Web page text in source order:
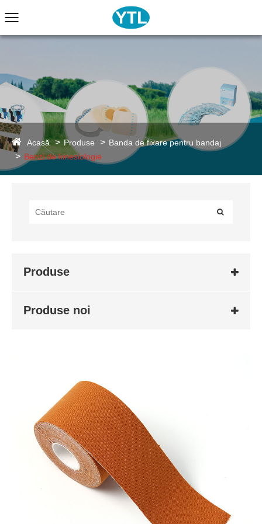
Acasă Produse
Banda de fixare pentru bandaj
Benzi de kinesiologie
Produse
Produse noi